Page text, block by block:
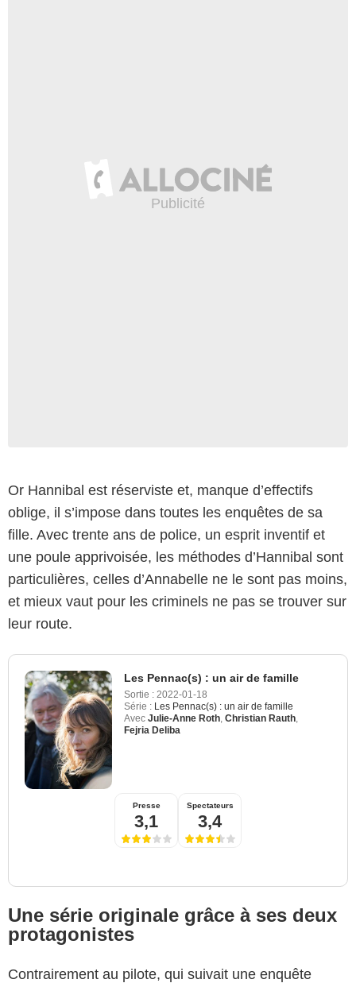
Or Hannibal est réserviste et, manque d’effectifs
oblige, il s’impose dans toutes les enquêtes de sa
fille. Avec trente ans de police, un esprit inventif et
une poule apprivoisée, les méthodes d’Hannibal sont
particulières, celles d’Annabelle ne le sont pas moins,
et mieux vaut pour les criminels ne pas se trouver sur
leur route.
Les Pennac(s) : un air de famille
Sortie : 2022-01-18
Série : Les Pennac(s) : un air de famille
Avec Julie-Anne Roth Christian Rauth
Fejria Deliba
Presse
3,1
Spectateurs
3,4
Une série originale grâce à ses deux
protagonistes
Contrairement au pilote, qui suivait une enquête